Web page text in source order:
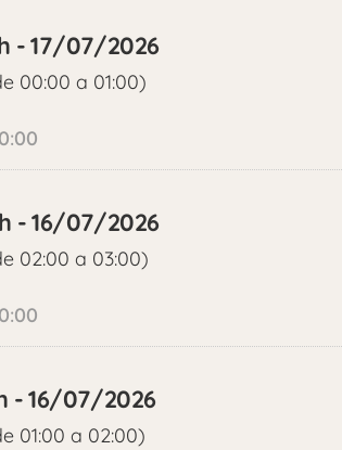
- 17/07/2026
00:00 a 01:00)
- 16/07/2026
02:00 a 03:00)
- 16/07/2026
01:00 a 02:00)